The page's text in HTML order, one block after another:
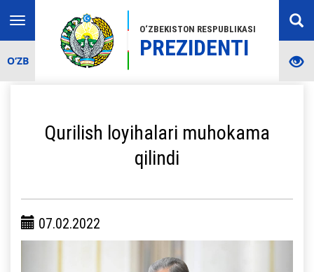
O‘ZBEKISTON RESPUBLIKASI
PREZIDENTI
Toggle
navigation
O‘ZB
Qurilish loyihalari muhokama
qilindi
07.02.2022